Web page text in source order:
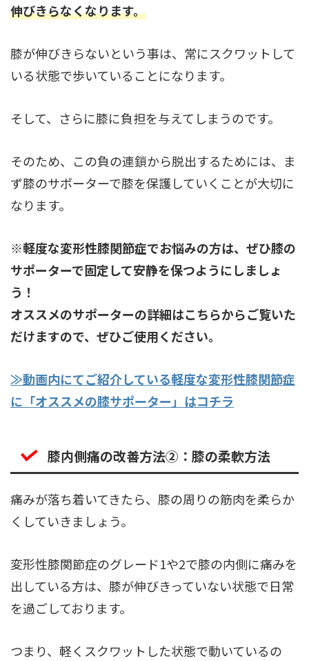
伸びきらなくなります。
膝が伸びきらないという事は、常にスクワットして
いる状態で歩いていることになります。
そして、さらに膝に負担を与えてしまうのです。
そのため、この負の連鎖から脱出するためには、ま
ず膝のサポーターで膝を保護していくことが大切に
なります。
※軽度な変形性膝関節症でお悩みの方は、ぜひ膝の
サポーターで固定して安静を保つようにしましょ
う！
オススメのサポーターの詳細はこちらからご覧いた
だけますので、ぜひご使用ください。
≫動画内にてご紹介している軽度な変形性膝関節症
に「オススメの膝サポーター」はコチラ
膝内側痛の改善方法②：膝の柔軟方法
痛みが落ち着いてきたら、膝の周りの筋肉を柔らか
くしていきましょう。
変形性膝関節症のグレード1や2で膝の内側に痛みを
出している方は、膝が伸びきっていない状態で日常
を過ごしております。
つまり、軽くスクワットした状態で動いているの